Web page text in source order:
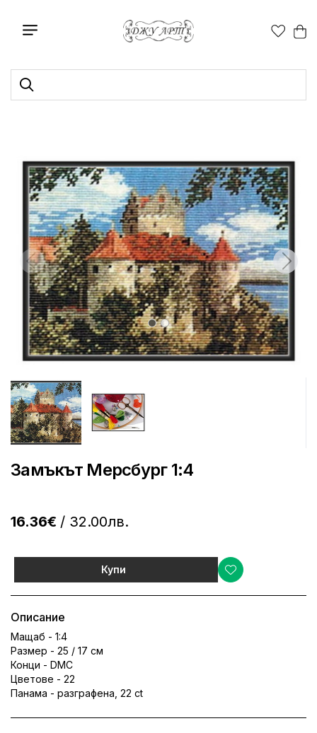
Замъкът Мерсбург 1:4
16.36€ / 32.00лв.
Купи
Описание
Мащаб - 1:4
Размер - 25 / 17 см
Конци - DMC
Цветове - 22
Панама - разграфена, 22 ct